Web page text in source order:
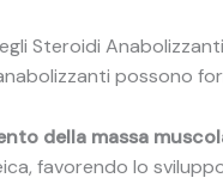
Steroidi Anabolizzanti
possono
della massa
favorendo lo